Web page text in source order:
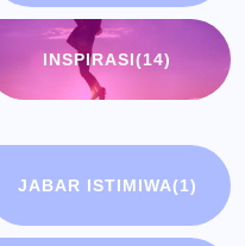
INSPIRASI(14)
JABAR ISTIMIWA(1)